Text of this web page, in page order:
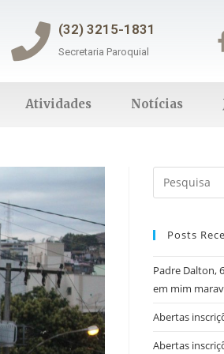
(32) 3215-1831
Secretaria Paroquial
Atividades Notícias
Posts
Padre Dalton,
em mim
Abertas
Abertas